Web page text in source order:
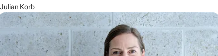
Julian Korb